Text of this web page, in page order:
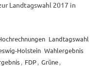
Landtagswahl 2017 in
Landtagswahl
Holstein Wahlergebnis
, FDP, Grüne,